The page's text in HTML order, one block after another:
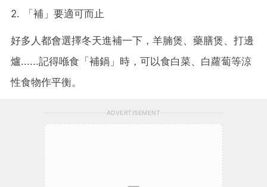
2. 「補」要適可而止
好多人都會選擇冬天進補一下，羊腩煲、藥膳煲、打邊
爐......記得喺食「補鍋」時，可以食白菜、白蘿蔔等涼
性食物作平衡。
ADVERTISEMENT